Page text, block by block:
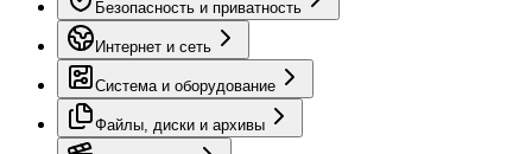
Безопасность и приватность
Интернет и сеть
Система и оборудование
Файлы, диски и архивы